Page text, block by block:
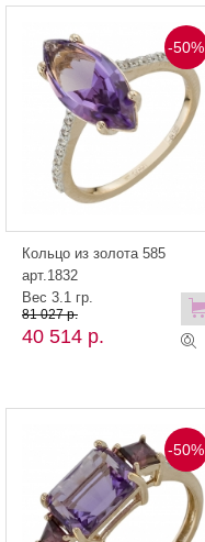
-50%
Кольцо из золота 585
арт.1832
Вес 3.1 гр.
40 514 р.
81 027 р.
-50%